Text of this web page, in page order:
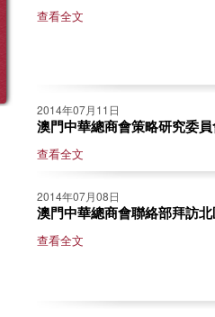
查看全文
2014年07月11日
澳門中華總商會策略研究委
查看全文
2014年07月08日
澳門中華總商會聯絡部拜訪
查看全文